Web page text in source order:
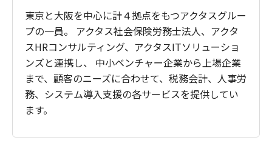
るものと思われますので、得意先に対する一
種の贈答となります。
協賛金の募集が、一見寄附の依頼と思われる
ような形式をとっていたとしても、実質は上
記の通り、得意先の広告宣伝活動に対する協
賛ですので、寄附金には該当しません。
配布パンフレット等に商品広告が掲載され、
東京と大阪を中心に計４拠点をもつアクタスグルー
プの一員。 アクタス社会保険労務士法人、アクタ
スHRコンサルティング、アクタスITソリューショ
ンズと連携し、 中小ベンチャー企業から上場企業
まで、顧客のニーズに合わせて、税務会計、人事労
務、システム導入支援の各サービスを提供してい
ます。